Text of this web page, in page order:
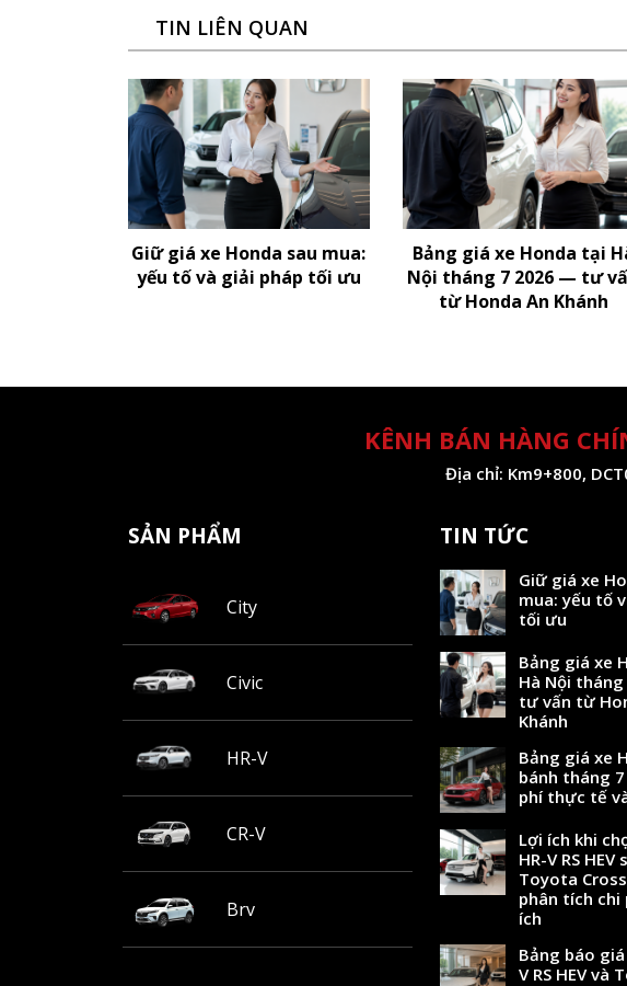
TIN LIÊN QUAN
Giữ giá xe Honda sau mua:
yếu tố và giải pháp tối ưu
Bảng giá xe Honda tại
Nội tháng 7 2026 — tư
từ Honda An Khánh
KÊNH BÁN HÀNG
Địa chỉ: Km9+800,
SẢN PHẨM
City
Civic
HR-V
CR-V
Brv
TIN TỨC
Giữ giá xe
mua: yếu tố
tối ưu
Bảng giá xe
Hà Nội
tư vấn từ
Khánh
Bảng giá xe
bánh tháng
phí thực tế
Lợi ích khi
HR-V RS HEV
Toyota
phân tích chi
ích
Bảng báo
V RS HEV và